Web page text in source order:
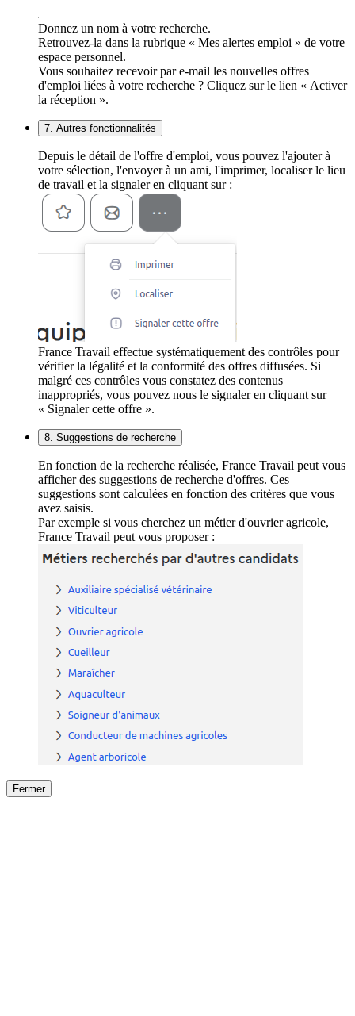
Donnez un nom à votre recherche.
Retrouvez-la dans la rubrique « Mes alertes emploi » de votre
espace personnel.
Vous souhaitez recevoir par e-mail les nouvelles offres
d'emploi liées à votre recherche ? Cliquez sur le lien « Activer
la réception ».
7. Autres fonctionnalités
Depuis le détail de l'offre d'emploi, vous pouvez l'ajouter à
votre sélection, l'envoyer à un ami, l'imprimer, localiser le lieu
de travail et la signaler en cliquant sur :
France Travail effectue systématiquement des contrôles pour
vérifier la légalité et la conformité des offres diffusées. Si
malgré ces contrôles vous constatez des contenus
inappropriés, vous pouvez nous le signaler en cliquant sur
« Signaler cette offre ».
8. Suggestions de recherche
En fonction de la recherche réalisée, France Travail peut vous
afficher des suggestions de recherche d'offres. Ces
suggestions sont calculées en fonction des critères que vous
avez saisis.
Par exemple si vous cherchez un métier d'ouvrier agricole,
France Travail peut vous proposer :
Fermer